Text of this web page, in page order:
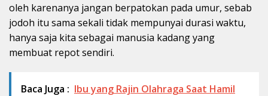
oleh karenanya jangan berpatokan pada umur, sebab
jodoh itu sama sekali tidak mempunyai durasi waktu,
hanya saja kita sebagai manusia kadang yang
membuat repot sendiri.
Baca Juga : Ibu yang Rajin Olahraga Saat Hamil